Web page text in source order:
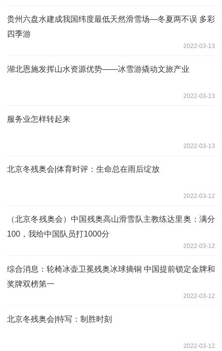
贵州六盘水建成我国纬度最低天然滑雪场—冬夏两不误 多彩
四季游
2022-03-13
湖北恩施发挥山水资源优势——冰雪游撬动文旅产业
2022-03-13
服务业怎样转起来
2022-03-13
北京冬残奥会|体育时评：生命总在雨后绽放
2022-03-12
（北京冬残奥会）中国残奥高山滑雪队主教练达里奥：满分
100，我给中国队员打1000分
2022-03-12
综合消息：轮椅冰壶卫冕残奥冰球摘铜 中国提前锁定金牌和
奖牌双榜第一
2022-03-12
北京冬残奥会|特写：制胜时刻
2022-03-12